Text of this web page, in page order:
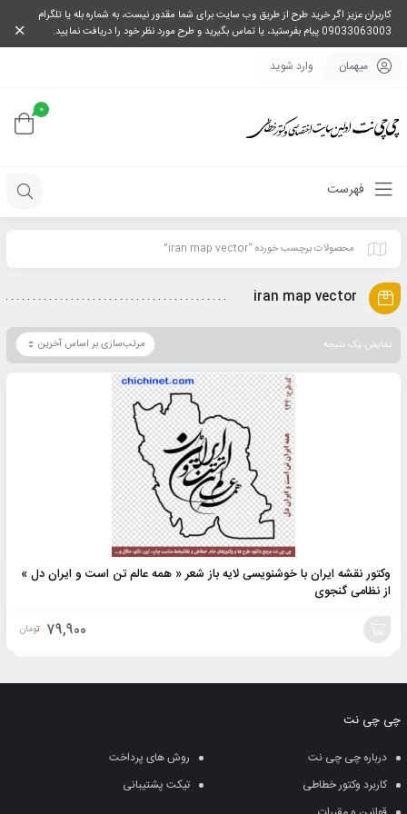
کاربران عزیز اگر خرید طرح از طریق وب سایت برای شما مقدور نیست، به شماره بله یا تلگرام
09033063003 پیام بفرستید، یا تماس بگیرید و طرح مورد نظر خود را دریافت نمایید.
میهمان وارد شوید
0
فهرست
محصولات برچسب خورده “iran map vector”
iran map vector
نمایش یک نتیجه
وکتور نقشه ایران با خوشنویسی لایه باز شعر « همه عالم تن است و ایران دل »
از نظامی گنجوی
79,900 تومان
سبد
چی چی نت
درباره چی چی نت
روش های پرداخت
کاربرد وکتور خطاطی
تیکت پشتیبانی